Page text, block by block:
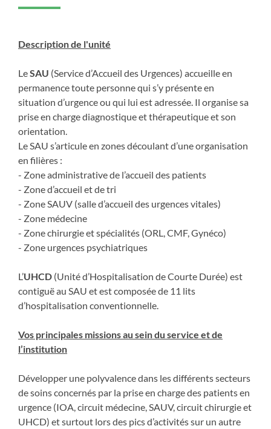
Description de l'unité
LeSAU (Service d’Accueil des Urgences) accueille en
permanence toute personne qui s’y présente en
situation d’urgence ou qui lui est adressée. Il organise sa
prise en charge diagnostique et thérapeutique et son
orientation.
Le SAU s’articule en zones découlant d’une organisation
en filières :
- Zone administrative de l’accueil des patients
- Zone d’accueil et de tri
- Zone SAUV (salle d’accueil des urgences vitales)
- Zone médecine
- Zone chirurgie et spécialités (ORL, CMF, Gynéco)
- Zone urgences psychiatriques
L’UHCD (Unité d’Hospitalisation de Courte Durée) est
contiguë au SAU et est composée de 11 lits
d’hospitalisation conventionnelle.
Vos principales missions au sein du service et de
l’institution
Développer une polyvalence dans les différents secteurs
de soins concernés par la prise en charge des patients en
urgence (IOA, circuit médecine, SAUV, circuit chirurgie et
UHCD) et surtout lors des pics d’activités sur un autre